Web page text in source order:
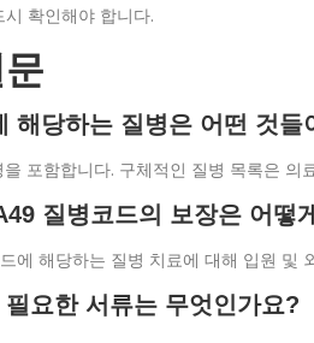
확인해야 합니다.
해당하는 질병은 어떤 것들
포함합니다. 구체적인 질병 목록은
질병코드의 보장은 어떻
에 해당하는 질병 치료에 대해 입원 및
요한 서류는 무엇인가요?